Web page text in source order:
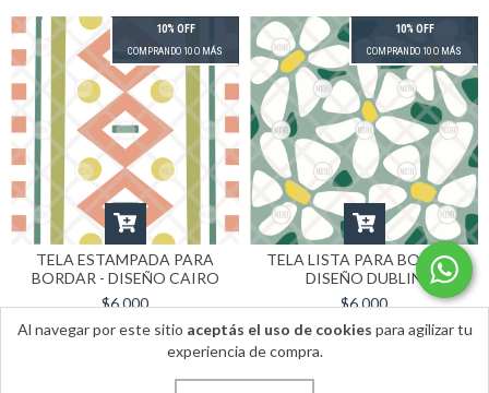
Al navegar por este sitio aceptás el uso de cookies para agilizar tu
experiencia de compra.
10% OFF
COMPRANDO 10 O MÁS
TELA ESTAMPADA PARA
BORDAR - DISEÑO CAIRO
$6.000
10% OFF
COMPRANDO 10 O MÁS
TELA LISTA PARA BORDAR
DISEÑO DUBLIN
$6.000